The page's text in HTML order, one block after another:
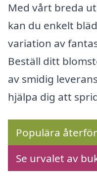
Med vårt breda
kan du enkelt
variation av
Beställ ditt
av smidig
hjälpa dig att
Populära
Se urvalet av